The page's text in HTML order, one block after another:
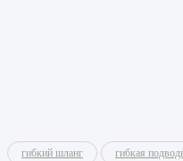
гибкий шланг гибкая